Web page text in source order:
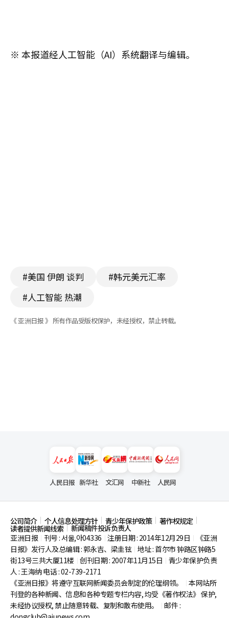
※ 本报道经人工智能（AI）系统翻译与编辑。
#美国 伊朗 谈判
#韩元美元汇率
#人工智能 热潮
《 亚洲日报 》 所有作品受版权保护，未经授权，禁止转载。
人民日报 新华社 文汇网 中新社 人民网
公司简介 个人信息处理方针 青少年保护政策 著作权规定
读者提供新闻线索
新闻稿件投诉负责人
亚洲日报
刊号 : 서울,아04336 注册日期 : 2014年12月29日
《亚洲
日报》发行人及总编辑 : 郭永吉、梁圭铉 地址 : 首尔市钟路区钟路5
街13号三共大厦11楼 创刊日期 : 2007年11月15日
青少年保护负责
人 : 王海纳 电话 : 02-739-2171
《亚洲日报》将遵守互联网新闻委员会制定的伦理纲领。
本网站所
刊登的各种新闻、信息和各种专题专栏内容, 均受《著作权法》 保护,
未经协议授权, 禁止随意转载、复制和散布使用。
邮件 :